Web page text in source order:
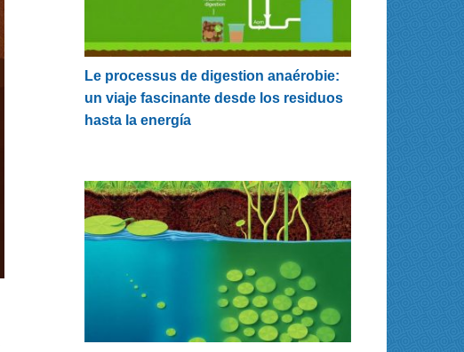
Le processus de digestion anaérobie:
un viaje fascinante desde los residuos
hasta la energía